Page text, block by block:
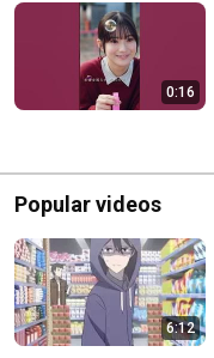
0:16
Popular videos
6:12